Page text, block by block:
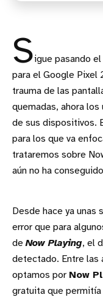
Sigue pasando
para el Google Pixel
trauma de las
quemadas, ahora
de sus dispositivos.
para los que va
trataremos sobre
aún no ha
Desde hace ya unas
error que para
deNow Playing, el
detectado. Entre las
optamos por Now
gratuita que